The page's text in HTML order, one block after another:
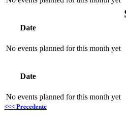
Date
No events planned for this month yet
Date
No events planned for this month yet
<<< Precedente